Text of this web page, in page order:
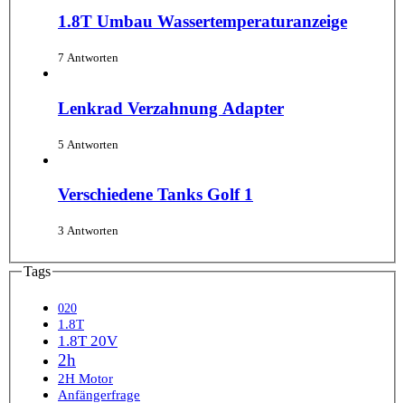
1.8T Umbau Wassertemperaturanzeige
7 Antworten
Lenkrad Verzahnung Adapter
5 Antworten
Verschiedene Tanks Golf 1
3 Antworten
Tags
020
1.8T
1.8T 20V
2h
2H Motor
Anfängerfrage